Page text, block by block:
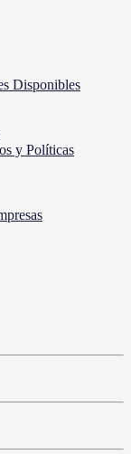
Disponibles
y Políticas